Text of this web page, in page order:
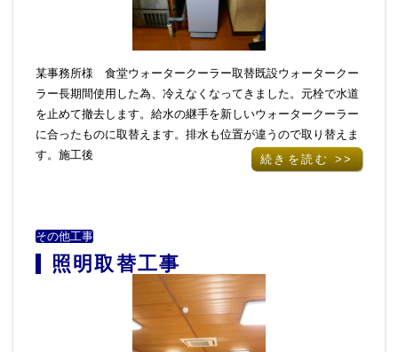
某事務所様 食堂ウォータークーラー取替既設ウォータークー
ラー長期間使用した為、冷えなくなってきました。元栓で水道
を止めて撤去します。給水の継手を新しいウォータークーラー
に合ったものに取替えます。排水も位置が違うので取り替えま
す。施工後
続きを読む >>
その他工事
照明取替工事